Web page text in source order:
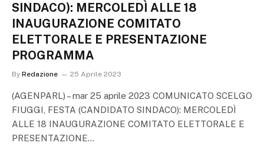
SINDACO): MERCOLEDÌ ALLE 18
INAUGURAZIONE COMITATO
ELETTORALE E PRESENTAZIONE
PROGRAMMA
By Redazione 25 Aprile 2023
(AGENPARL) – mar 25 aprile 2023 COMUNICATO SCELGO
FIUGGI, FESTA (CANDIDATO SINDACO): MERCOLEDÌ
ALLE 18 INAUGURAZIONE COMITATO ELETTORALE E
PRESENTAZIONE…